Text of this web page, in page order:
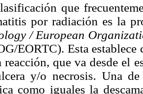
que
por radiación es la
/ European
EORTC). Esta
reacción, que va desde el
y/o necrosis. Una
como iguales la